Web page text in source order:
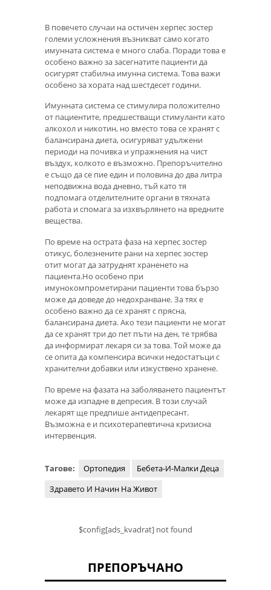
В повечето случаи на остичен херпес зостер
големи усложнения възникват само когато
имунната система е много слаба. Поради това е
особено важно за засегнатите пациенти да
осигурят стабилна имунна система. Това важи
особено за хората над шестдесет години.
Имунната система се стимулира положително
от пациентите, предшестващи стимуланти като
алкохол и никотин, но вместо това се хранят с
балансирана диета, осигуряват удължени
периоди на почивка и упражнения на чист
въздух, колкото е възможно. Препоръчително
е също да се пие един и половина до два литра
неподвижна вода дневно, тъй като тя
подпомага отделителните органи в тяхната
работа и спомага за изхвърлянето на вредните
вещества.
По време на острата фаза на херпес зостер
отикус, болезнените рани на херпес зостер
отит могат да затруднят храненето на
пациента.Но особено при
имунокомпрометирани пациенти това бързо
може да доведе до недохранване. За тях е
особено важно да се хранят с прясна,
балансирана диета. Ако тези пациенти не могат
да се хранят три до пет пъти на ден, те трябва
да информират лекаря си за това. Той може да
се опита да компенсира всички недостатъци с
хранителни добавки или изкуствено хранене.
По време на фазата на заболяването пациентът
може да изпадне в депресия. В този случай
лекарят ще предпише антидепресант.
Възможна е и психотерапевтична кризисна
интервенция.
Тагове: Ортопедия
Бебета-И-Малки Деца
Здравето И Начин На Живот
$config[ads_kvadrat] not found
ПРЕПОРЪЧАНО